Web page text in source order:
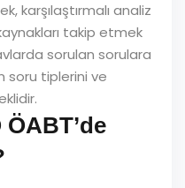
karşılaştırmalı analiz
takip etmek
sorulan sorulara
soru tiplerini ve